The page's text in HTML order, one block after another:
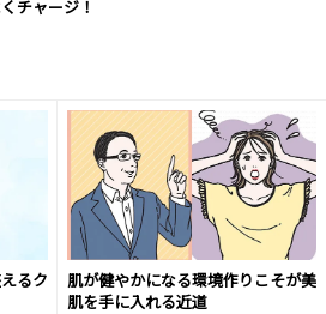
チャージ！
るク
肌が健やかになる環境作りこそが美
肌を手に入れる近道